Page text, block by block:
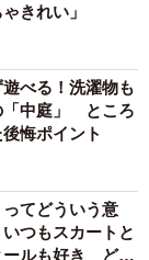
きれい」
遊べる！洗濯物も
「中庭」 ところ
悔ポイント
ってどういう意
つもスカートと
ールも好き どの